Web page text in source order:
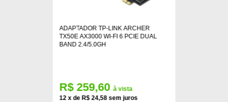
ADAPTADOR TP-LINK ARCHER
TX50E AX3000 WI-FI 6 PCIE DUAL
BAND 2.4/5.0GH
R$ 259,60à vista
12 x de R$ 24,58 sem juros